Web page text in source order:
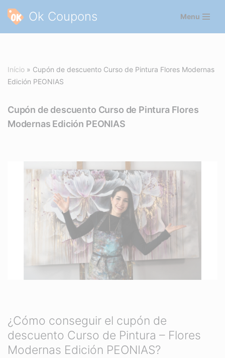
Pular
Ok Coupons Menu
Início » Cupón de descuento Curso de Pintura Flores Modernas
Edición PEONIAS
Cupón de descuento Curso de Pintura Flores
Modernas Edición PEONIAS
¿Cómo conseguir el cupón de
descuento Curso de Pintura – Flores
Modernas Edición PEONIAS?